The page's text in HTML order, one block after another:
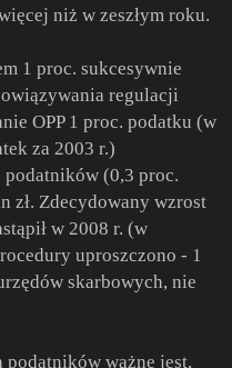
niż w zeszłym roku.
1 proc. sukcesywnie
regulacji
OPP 1 proc. podatku (w
za 2003 r.)
podatników (0,3 proc.
zł. Zdecydowany wzrost
w 2008 r. (w
uproszczono - 1
skarbowych, nie
podatników ważne jest,